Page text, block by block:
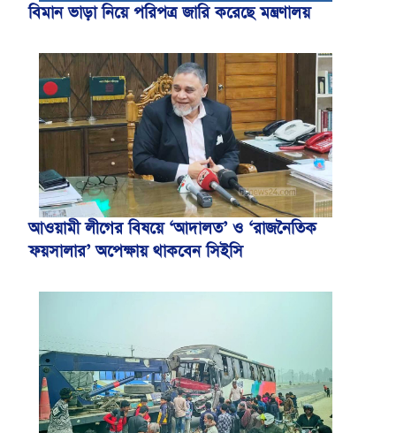
বিমান ভাড়া নিয়ে পরিপত্র জারি করেছে মন্ত্রণালয়
আওয়ামী লীগের বিষয়ে ‘আদালত’ ও ‘রাজনৈতিক
ফয়সালার’ অপেক্ষায় থাকবেন সিইসি